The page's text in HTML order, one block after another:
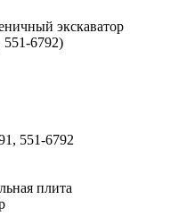
экскаватор
6792)
551-6792
плита